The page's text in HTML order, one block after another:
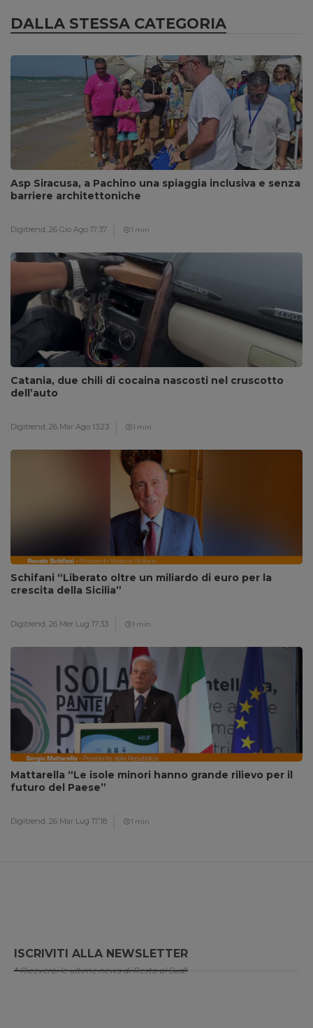
DALLA STESSA CATEGORIA
Asp Siracusa, a Pachino una spiaggia inclusiva e senza
barriere architettoniche
Digitrend, 26 Gio Ago 17:37 1 min
Catania, due chili di cocaina nascosti nel cruscotto
dell’auto
Digitrend, 26 Mar Ago 13:23 1 min
Schifani “Liberato oltre un miliardo di euro per la
crescita della Sicilia”
Digitrend, 26 Mer Lug 17:33 1 min
Mattarella “Le isole minori hanno grande rilievo per il
futuro del Paese”
Digitrend, 26 Mar Lug 17:18 1 min
ISCRIVITI ALLA NEWSLETTER
* Riceverai le ultime news di Resto al Sud!